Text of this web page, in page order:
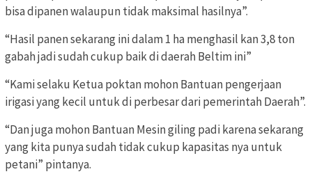
bisa dipanen walaupun tidak maksimal hasilnya”.
“Hasil panen sekarang ini dalam 1 ha menghasil kan 3,8 ton
gabah jadi sudah cukup baik di daerah Beltim ini”
“Kami selaku Ketua poktan mohon Bantuan pengerjaan
irigasi yang kecil untuk di perbesar dari pemerintah Daerah”.
“Dan juga mohon Bantuan Mesin giling padi karena sekarang
yang kita punya sudah tidak cukup kapasitas nya untuk
petani” pintanya.